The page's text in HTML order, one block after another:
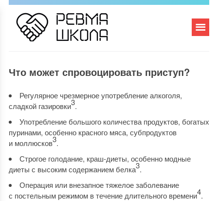
Что может спровоцировать приступ?
Регулярное чрезмерное употребление алкоголя,
сладкой газировки3.
Употребление большого количества продуктов, богатых
пуринами, особенно красного мяса, субпродуктов
и моллюсков3.
Строгое голодание, краш-диеты, особенно модные
диеты с высоким содержанием белка3.
Операция или внезапное тяжелое заболевание
с постельным режимом в течение длительного времени4.